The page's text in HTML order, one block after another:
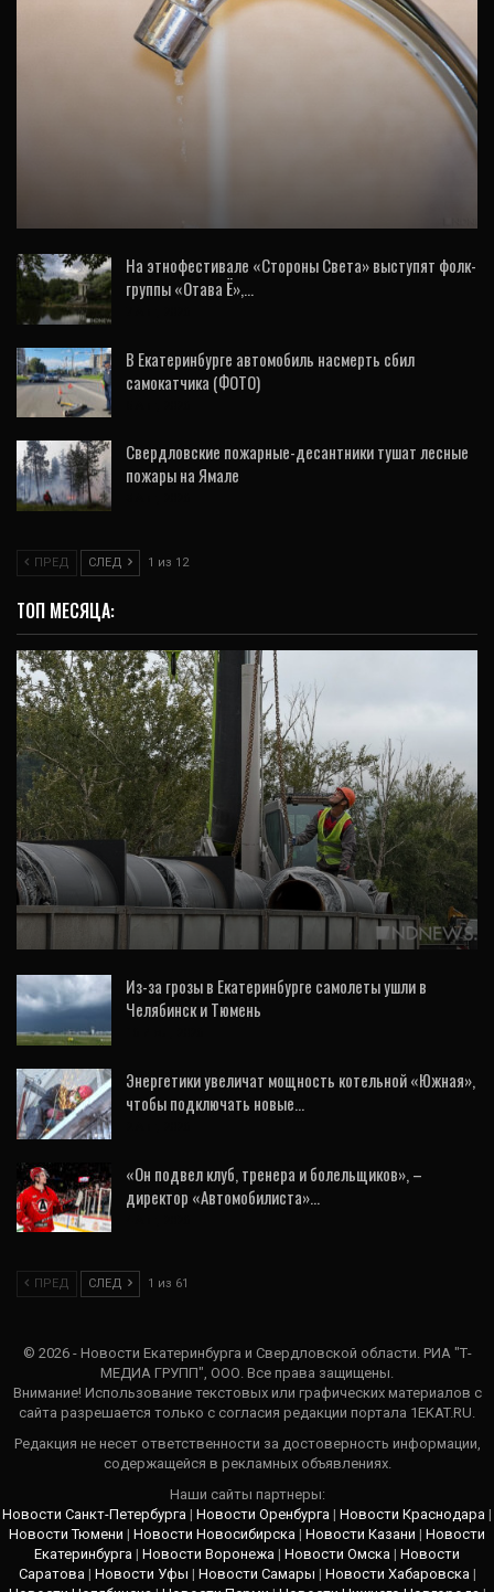
На этнофестивале «Стороны Света» выступят фолк-
группы «Отава Ё»,…
В Екатеринбурге автомобиль насмерть сбил
самокатчика (ФОТО)
Свердловские пожарные-десантники тушат лесные
пожары на Ямале
ПРЕД СЛЕД 1 из 12
ТОП МЕСЯЦА:
ВИДЕО
Энергетики обновляют тепломагистраль,
питающую микрорайон Широкая Речка
(ФОТО,…
Из-за грозы в Екатеринбурге самолеты ушли в
Челябинск и Тюмень
Энергетики увеличат мощность котельной «Южная»,
чтобы подключать новые…
«Он подвел клуб, тренера и болельщиков», –
директор «Автомобилиста»…
ПРЕД СЛЕД 1 из 61
© 2026 - Новости Екатеринбурга и Свердловской области. РИА "Т-
МЕДИА ГРУПП", ООО. Все права защищены.
Внимание! Использование текстовых или графических материалов с
сайта разрешается только c согласия редакции портала 1EKAT.RU.
Редакция не несет ответственности за достоверность информации,
содержащейся в рекламных объявлениях.
Наши сайты партнеры:
Новости Санкт-Петербурга | Новости Оренбурга | Новости Краснодара |
Новости Тюмени | Новости Новосибирска | Новости Казани | Новости
Екатеринбурга | Новости Воронежа | Новости Омска | Новости
Саратова| Новости Уфы | Новости Самары | Новости Хабаровска|